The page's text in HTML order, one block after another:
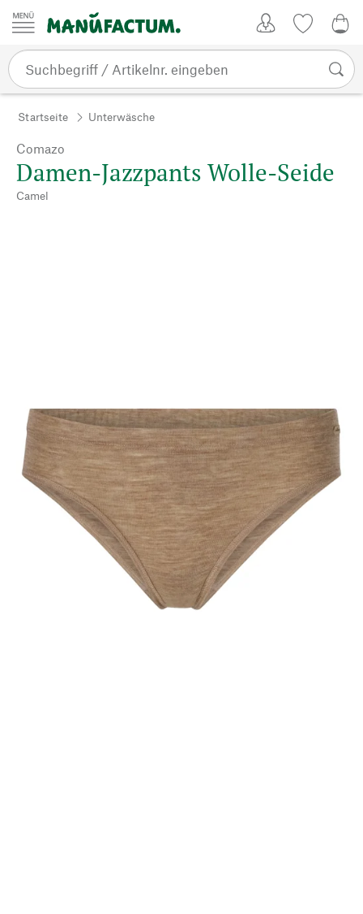
Zum Inhalt springen
Startseite Unterwäsche
Comazo
Damen-Jazzpants Wolle-Seide
Camel